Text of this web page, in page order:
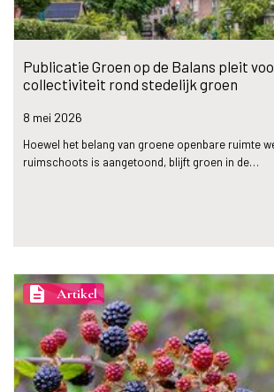
Publicatie Groen op de Balans pleit
collectiviteit rond stedelijk groen
8 mei 2026
Hoewel het belang van groene openbare ruimte
ruimschoots is aangetoond, blijft groen in de…
description Artikel